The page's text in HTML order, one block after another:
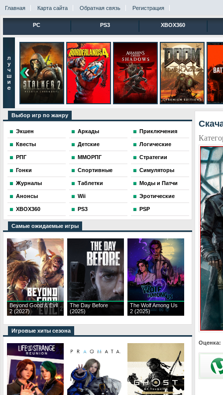
Главная Карта сайта Обратная связь Регистрация
PC PS3 XBOX360
Выбор игр по жанру
Экшен Аркады Приключения
Квесты Детские Логические
РПГ ММОРПГ Стратегии
Гонки Спортивные Симуляторы
Журналы Таблетки Моды и Патчи
Анонсы Wii Эротические
XBOX360 PS3 PSP
Самые ожидаемые игры
Beyond Good & Evil
2 (2027)
The Day Before
(2025)
The Wolf Among Us
2 (2025)
Игровые хиты сезона
Оценка: